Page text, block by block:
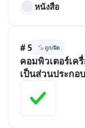
หนังสือ
# 5 ถูก/ผิด
คอมพิวเตอร์เ
เป็นส่วนประกอ